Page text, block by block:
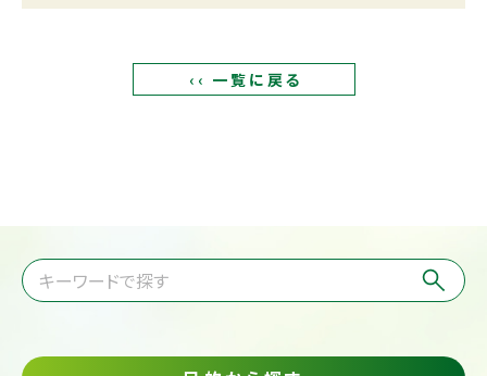
‹‹ 一覧に戻る